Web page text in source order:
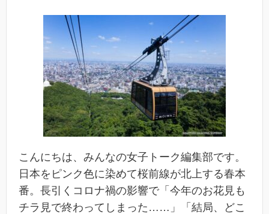
こんにちは、みんなの女子トーク編集部です。
日本をピンク色に染めて桜前線が北上する春本
番。長引くコロナ禍の影響で「今年のお花見も
チラ見で終わってしまった……」「結局、どこ